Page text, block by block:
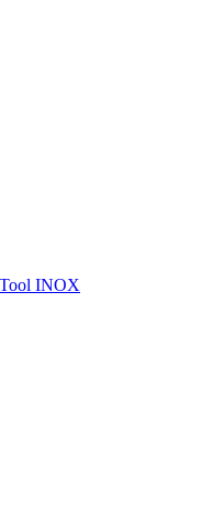
INOX